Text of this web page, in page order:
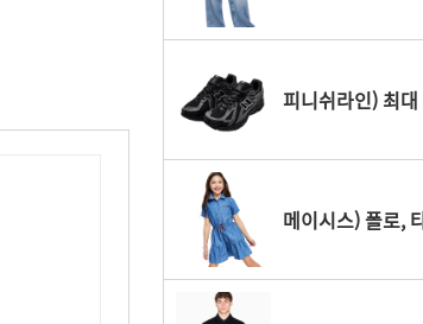
피니쉬라인) 최
메이시스) 폴로,